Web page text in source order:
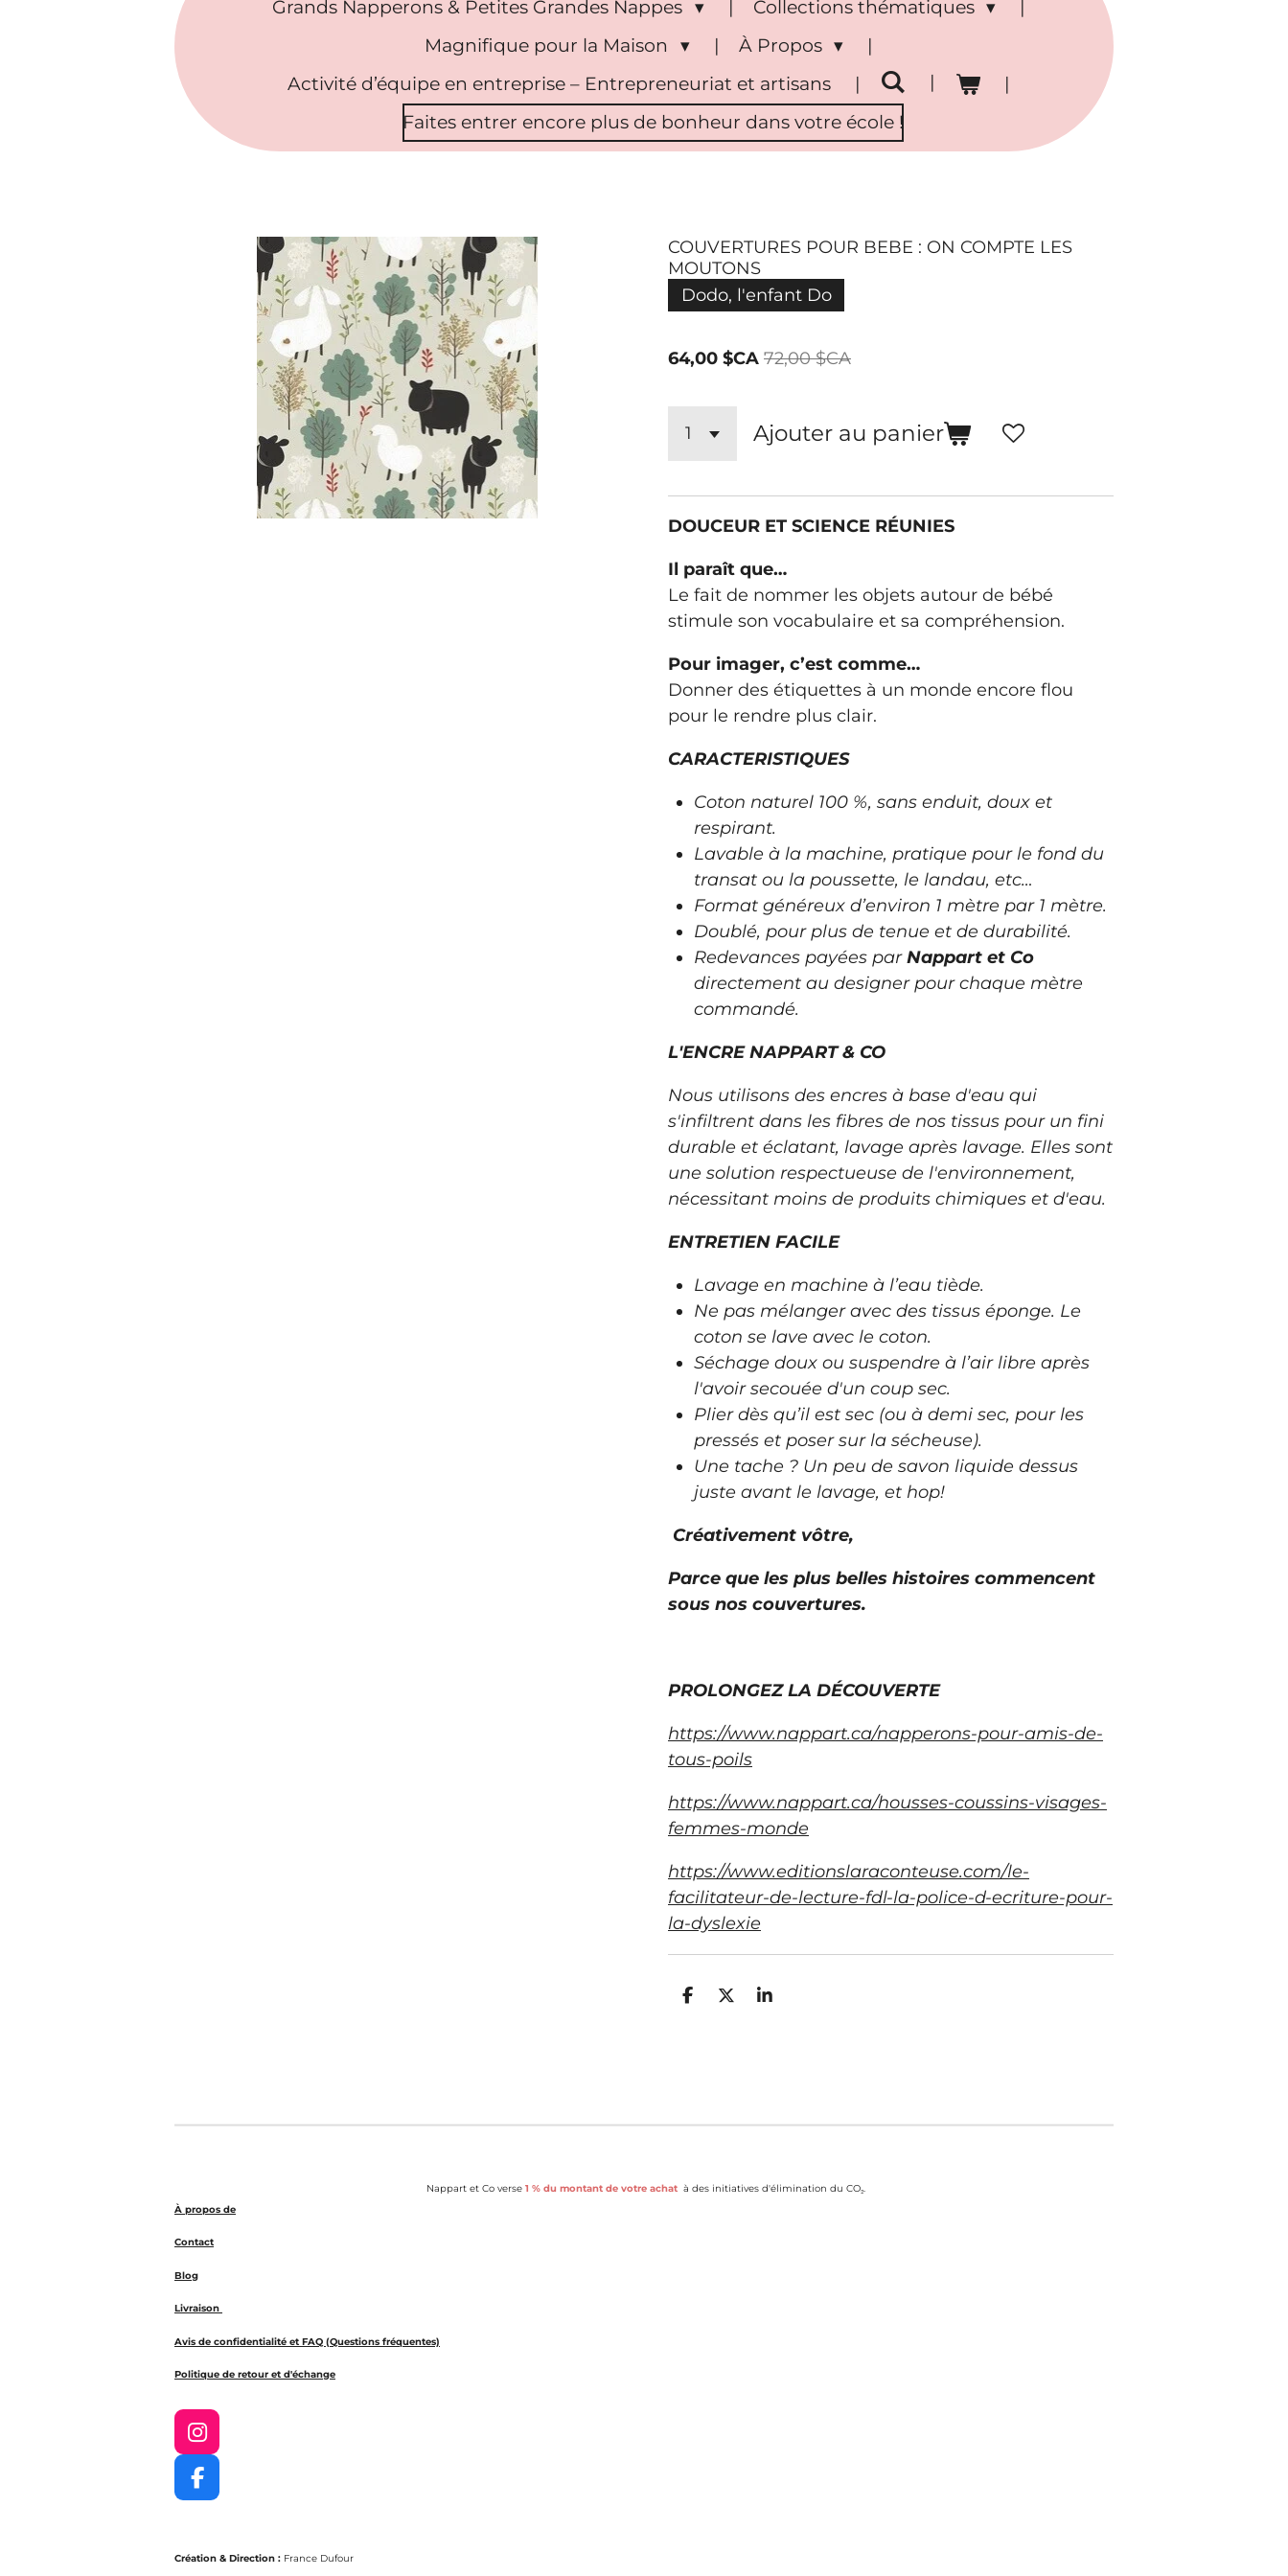
Grands Napperons & Petites Grandes Nappes
Collections thématiques
Magnifique pour la Maison
À Propos
Activité d’équipe en entreprise – Entrepreneuriat et artisans
Faites entrer encore plus de bonheur dans votre école !
COUVERTURES POUR BEBE : ON COMPTE LES
MOUTONS
Dodo, l'enfant Do
64,00 $CA 72,00 $CA
Ajouter au panier
DOUCEUR ET SCIENCE RÉUNIES
Il paraît que…
Le fait de nommer les objets autour de bébé
stimule son vocabulaire et sa compréhension.
Pour imager, c’est comme…
Donner des étiquettes à un monde encore flou
pour le rendre plus clair.
CARACTERISTIQUES
Coton naturel 100 %, sans enduit, doux et
respirant.
Lavable à la machine, pratique pour le fond du
transat ou la poussette, le landau, etc…
Format généreux d’environ 1 mètre par 1 mètre.
Doublé, pour plus de tenue et de durabilité.
Redevances payées parNappart et Co
directement au designer pour chaque mètre
commandé.
L'ENCRE NAPPART & CO
Nous utilisons des encres à base d'eau qui
s'infiltrent dans les fibres de nos tissus pour un fini
durable et éclatant, lavage après lavage. Elles sont
une solution respectueuse de l'environnement,
nécessitant moins de produits chimiques et d'eau.
ENTRETIEN FACILE
Lavage en machine à l’eau tiède.
Ne pas mélanger avec des tissus éponge. Le
coton se lave avec le coton.
Séchage doux ou suspendre à l’air libre après
l'avoir secouée d'un coup sec.
Plier dès qu’il est sec (ou à demi sec, pour les
pressés et poser sur la sécheuse).
Une tache ? Un peu de savon liquide dessus
juste avant le lavage, et hop!
Créativement vôtre,
Parce que les plus belles histoires commencent
sous nos couvertures.
PROLONGEZ LA DÉCOUVERTE
https://www.nappart.ca/napperons-pour-amis-de-
tous-poils
https://www.nappart.ca/housses-coussins-visages-
femmes-monde
https://www.editionslaraconteuse.com/le-
facilitateur-de-lecture-fdl-la-police-d-ecriture-pour-
la-dyslexie
P
r
P
r
P
r
Nappart et Co verse 1 % du montant de votre achat à des initiatives d'élimination du CO₂.
À propos de
Contact
Blog
Livraison
Avis de confidentialité et FAQ (Questions fréquentes)
Politique de retour et d'échange
I
n
s
t
r
F
a
b
Création & Direction : France Dufour